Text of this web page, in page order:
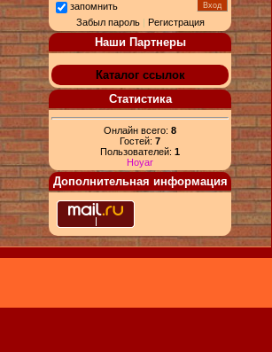
запомнить
Забыл пароль| Регистрация
Наши Партнеры
Каталог ссылок
Статистика
Онлайн всего: 8
Гостей: 7
Пользователей: 1
Hoyar
Дополнительная информация